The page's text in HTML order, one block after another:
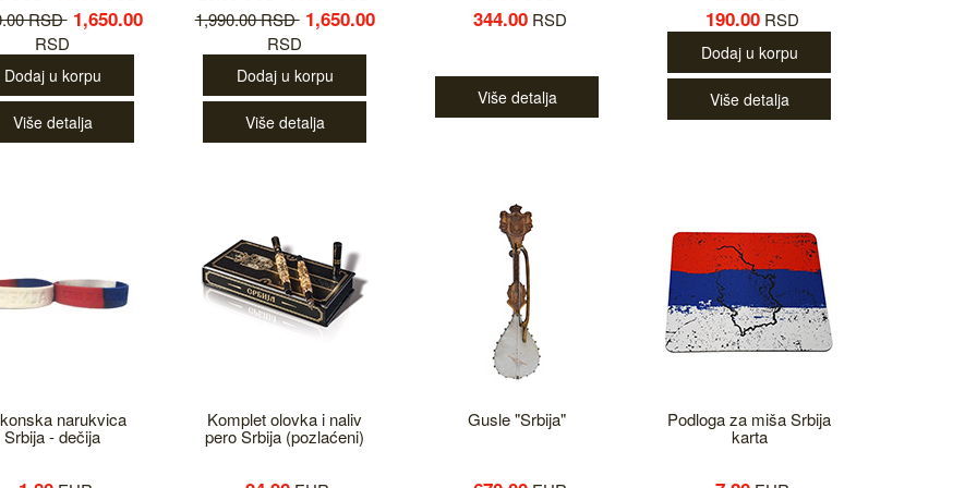
RSD 1,650.00
RSD
Dodaj u korpu
Više detalja
1,990.00 RSD 1,650.00
RSD
Dodaj u korpu
Više detalja
344.00RSD
Više detalja
190.00RSD
Dodaj u korpu
Više detalja
narukvica
Srbija - dečija
Komplet olovka i naliv
pero Srbija (pozlaćeni)
Gusle "Srbija" Podloga za miša Srbija
karta